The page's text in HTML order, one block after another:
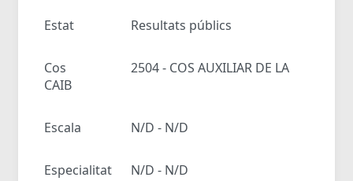
Estat Resultats públics
Cos
2504 - COS AUXILIAR DE LA
CAIB
Escala N/D - N/D
Especialitat N/D - N/D